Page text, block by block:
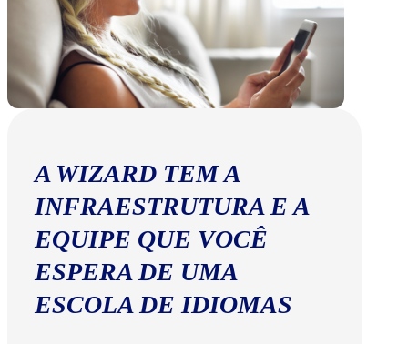
A WIZARD TEM A
INFRAESTRUTURA E A
EQUIPE QUE VOCÊ
ESPERA DE UMA
ESCOLA DE IDIOMAS